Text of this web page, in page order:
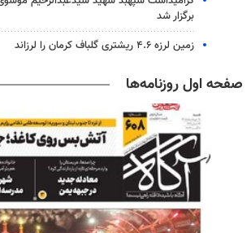
برگزار شد
زمین لرزه ۴.۶ ریشتری گلباف کرمان را لرزاند
صفحه اول روزنامه‌ها